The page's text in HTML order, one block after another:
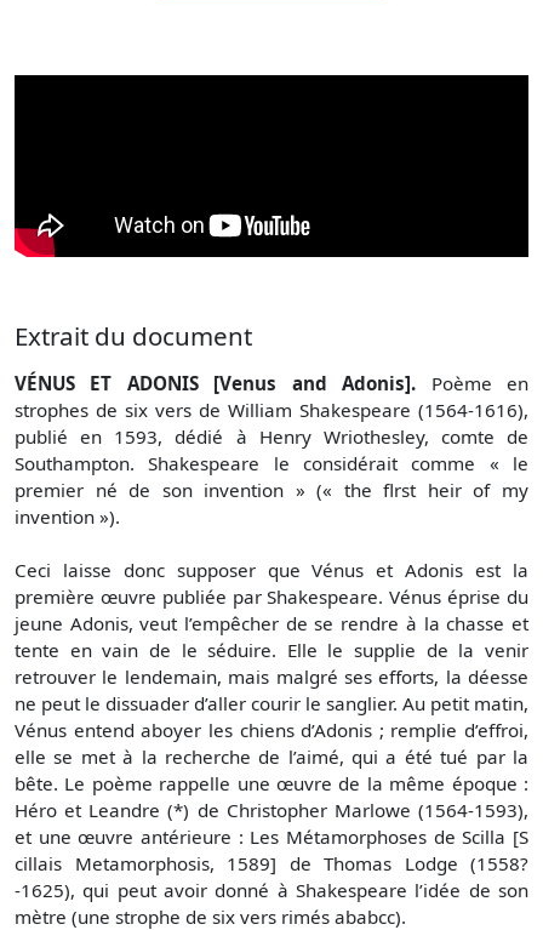
Extrait du document
VÉNUS ET ADONIS [Venus and Adonis]. Poème en
strophes de six vers de William Shakespeare (1564-1616),
publié en 1593, dédié à Henry Wriothesley, comte de
Southampton. Shakespeare le considérait comme « le
premier né de son invention » (« the flrst heir of my
invention »).
Ceci laisse donc supposer que Vénus et Adonis est la
première œuvre publiée par Shakespeare. Vénus éprise du
jeune Adonis, veut l’empêcher de se rendre à la chasse et
tente en vain de le séduire. Elle le supplie de la venir
retrouver le lendemain, mais malgré ses efforts, la déesse
ne peut le dissuader d’aller courir le sanglier. Au petit matin,
Vénus entend aboyer les chiens d’Adonis ; remplie d’effroi,
elle se met à la recherche de l’aimé, qui a été tué par la
bête. Le poème rappelle une œuvre de la même époque :
Héro et Leandre (*) de Christopher Marlowe (1564-1593),
et une œuvre antérieure : Les Métamorphoses de Scilla [S
cillais Metamorphosis, 1589] de Thomas Lodge (1558?
-1625), qui peut avoir donné à Shakespeare l’idée de son
mètre (une strophe de six vers rimés ababcc).